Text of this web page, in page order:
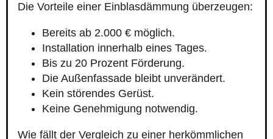
Die Vorteile einer Einblasdämmung überzeugen:
Bereits ab 2.000 € möglich.
Installation innerhalb eines Tages.
Bis zu 20 Prozent Förderung.
Die Außenfassade bleibt unverändert.
Kein störendes Gerüst.
Keine Genehmigung notwendig.
Wie fällt der Vergleich zu einer herkömmlichen